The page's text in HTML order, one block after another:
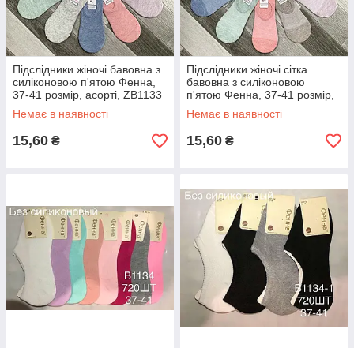
Підслідники жіночі бавовна з
силіконовою п'ятою Фенна,
37-41 розмір, асорті, ZВ1133
Немає в наявності
15,60 ₴
Підслідники жіночі сітка
бавовна з силіконовою
п'ятою Фенна, 37-41 розмір,
асорті, ZВ1133-1
Немає в наявності
15,60 ₴